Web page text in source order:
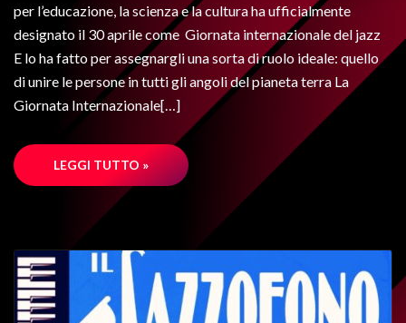
per l’educazione, la scienza e la cultura ha ufficialmente
designato il 30 aprile come Giornata internazionale del jazz
E lo ha fatto per assegnargli una sorta di ruolo ideale: quello
di unire le persone in tutti gli angoli del pianeta terra La
Giornata Internazionale[…]
LEGGI TUTTO »